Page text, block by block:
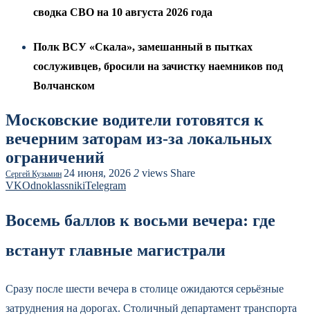
сводка СВО на 10 августа 2026 года
Полк ВСУ «Скала», замешанный в пытках
сослуживцев, бросили на зачистку наемников под
Волчанском
Московские водители готовятся к
вечерним заторам из‑за локальных
ограничений
Сергей Кузьмин 24 июня, 2026 2 views Share
VKOdnoklassnikiTelegram
Восемь баллов к восьми вечера: где
встанут главные магистрали
Сразу после шести вечера в столице ожидаются серьёзные
затруднения на дорогах. Столичный департамент транспорта